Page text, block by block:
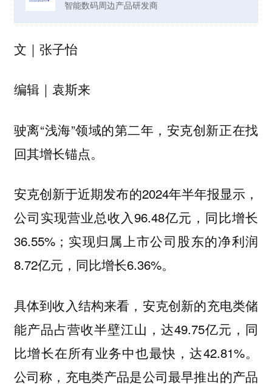
智能数码周边产品研发商
文｜张子怡
编辑｜袁斯来
驶离“浅海”领域的第二年，安克创新正在找
回其增长锚点。
安克创新于近期发布的2024年半年报显示，
公司实现营业总收入96.48亿元，同比增长
36.55%；实现归属上市公司股东的净利润
8.72亿元，同比增长6.36%。
具体到收入结构来看，安克创新的充电类储
能产品占营收半壁江山，达49.75亿元，同
比增长在所有业务中也最快，达42.81%。
公司称，充电类产品是公司最早推出的产品